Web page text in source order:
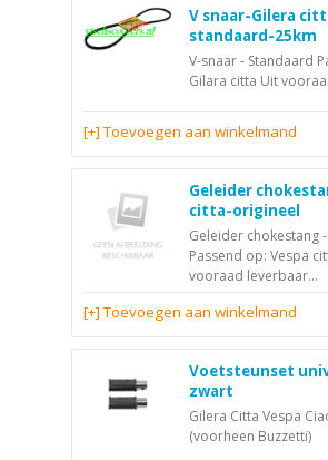
V snaar-Gilera
standaard-25km
V-snaar - Standaard
Gilara citta Uit
[+] Toevoegen aan winkelmand
Geleider
citta-origineel
Geleider chokestang
Passend op: Vespa
vooraad leverbaar...
[+] Toevoegen aan winkelmand
Voetsteunset
zwart
Gilera Citta Vespa
(voorheen Buzzetti)